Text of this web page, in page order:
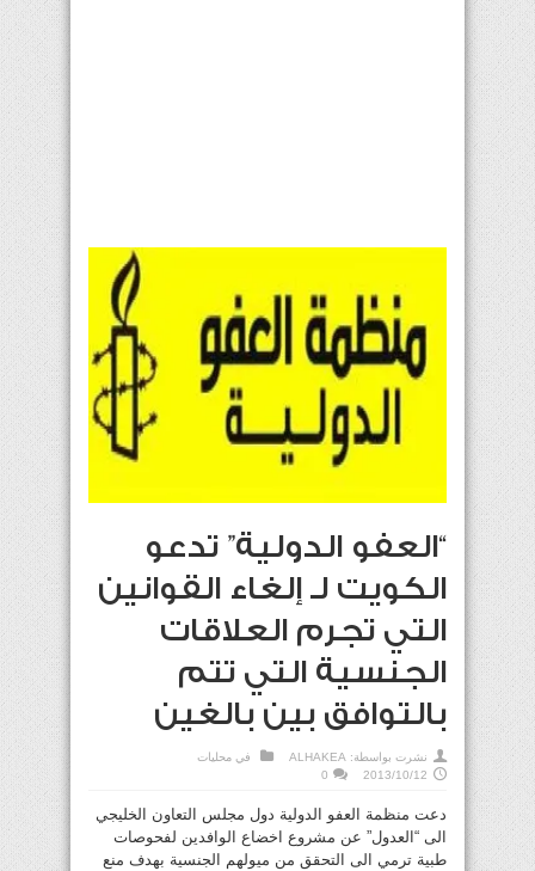
“العفو الدولية” تدعو
الكويت لـ إلغاء القوانين
التي تجرم العلاقات
الجنسية التي تتم
بالتوافق بين بالغين
نشرت بواسطة: ALHAKEA في محليات
2013/10/12
0
دعت منظمة العفو الدولية دول مجلس التعاون الخليجي
الى “العدول” عن مشروع اخضاع الوافدين لفحوصات
طبية ترمي الى التحقق من ميولهم الجنسية بهدف منع